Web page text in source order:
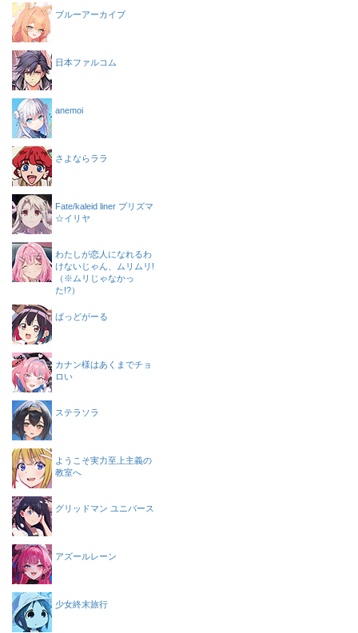
ブルーアーカイブ
日本ファルコム
anemoi
さよならララ
Fate/kaleid liner プリズマ
☆イリヤ
わたしが恋人になれるわ
けないじゃん、ムリムリ!
（※ムリじゃなかっ
た!?）
ばっどがーる
カナン様はあくまでチョ
ロい
ステラソラ
ようこそ実力至上主義の
教室へ
グリッドマン ユニバース
アズールレーン
少女終末旅行